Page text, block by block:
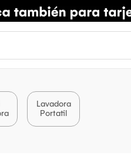
Lavadora
Portatil